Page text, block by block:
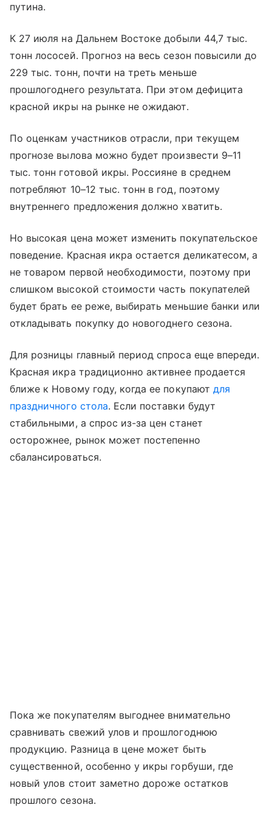
путина.
К 27 июля на Дальнем Востоке добыли 44,7 тыс.
тонн лососей. Прогноз на весь сезон повысили до
229 тыс. тонн, почти на треть меньше
прошлогоднего результата. При этом дефицита
красной икры на рынке не ожидают.
По оценкам участников отрасли, при текущем
прогнозе вылова можно будет произвести 9–11
тыс. тонн готовой икры. Россияне в среднем
потребляют 10–12 тыс. тонн в год, поэтому
внутреннего предложения должно хватить.
Но высокая цена может изменить покупательское
поведение. Красная икра остается деликатесом, а
не товаром первой необходимости, поэтому при
слишком высокой стоимости часть покупателей
будет брать ее реже, выбирать меньшие банки или
откладывать покупку до новогоднего сезона.
Для розницы главный период спроса еще впереди.
Красная икра традиционно активнее продается
ближе к Новому году, когда ее покупают для
праздничного стола. Если поставки будут
стабильными, а спрос из-за цен станет
осторожнее, рынок может постепенно
сбалансироваться.
Пока же покупателям выгоднее внимательно
сравнивать свежий улов и прошлогоднюю
продукцию. Разница в цене может быть
существенной, особенно у икры горбуши, где
новый улов стоит заметно дороже остатков
прошлого сезона.